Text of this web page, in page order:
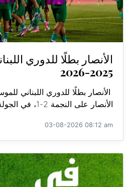
الأنصار بطلًا للدوري
2025-2026
الأنصار على النجمة 2-1، في الجولة ال...
03-08-2026 08:12 am